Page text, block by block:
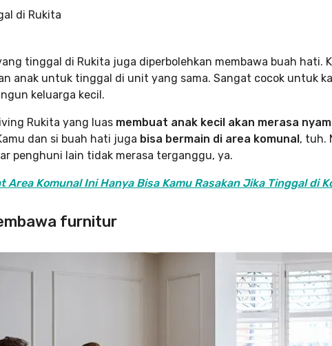
tinggal di Rukita juga diperbolehkan membawa buah hati.
anak untuk tinggal di unit yang sama. Sangat cocok untuk
keluarga kecil.
Rukita yang luas membuat anak kecil akan merasa
dan si buah hati juga bisa bermain di area komunal, tuh.
penghuni lain tidak merasa terganggu, ya.
Area Komunal Ini Hanya Bisa Kamu Rasakan Jika Tinggal di
furnitur